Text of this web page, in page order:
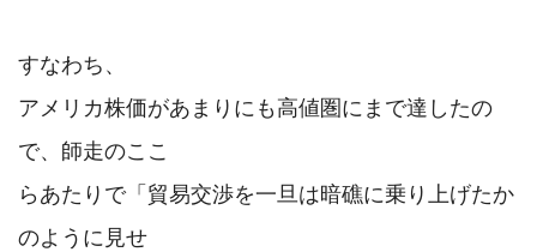
すなわち、
アメリカ株価があまりにも高値圏にまで達したの
で、師走のここ
らあたりで「貿易交渉を一旦は暗礁に乗り上げたか
のように見せ